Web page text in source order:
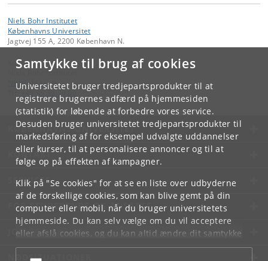
Samtykke til brug af cookies
Universitetet bruger tredjepartsprodukter til at
registrere brugernes adfærd på hjemmesiden
(statistik) for løbende at forbedre vores service.
Desuden bruger universitetet tredjepartsprodukter til
markedsføring af for eksempel udvalgte uddannelser
eller kurser, til at personalisere annoncer og til at
følge op på effekten af kampagner.
Klik på "Se cookies" for at se en liste over udbyderne
af de forskellige cookies, som kan blive gemt på din
computer eller mobil, når du bruger universitetets
hjemmeside. Du kan selv vælge om du vil acceptere
eller afslå cookies, og du kan altid ændre dit samtykke
underCookie- og privatlivspolitiksom du finder i
bunden af hver side.
Niels Bohr Institutet
Københavns Universitet
Jagtvej 155 A, 2200 København N.
Kontakt:
Niels Bohr Institutet
NBI@ nbi ku.dk
KØBENHAVNS UNIVERSITET
KONTAKT
SERVICES
FOR STUDERENDE OG ANSATTE
JOB OG KARRIERE
NØDSITUATIONER